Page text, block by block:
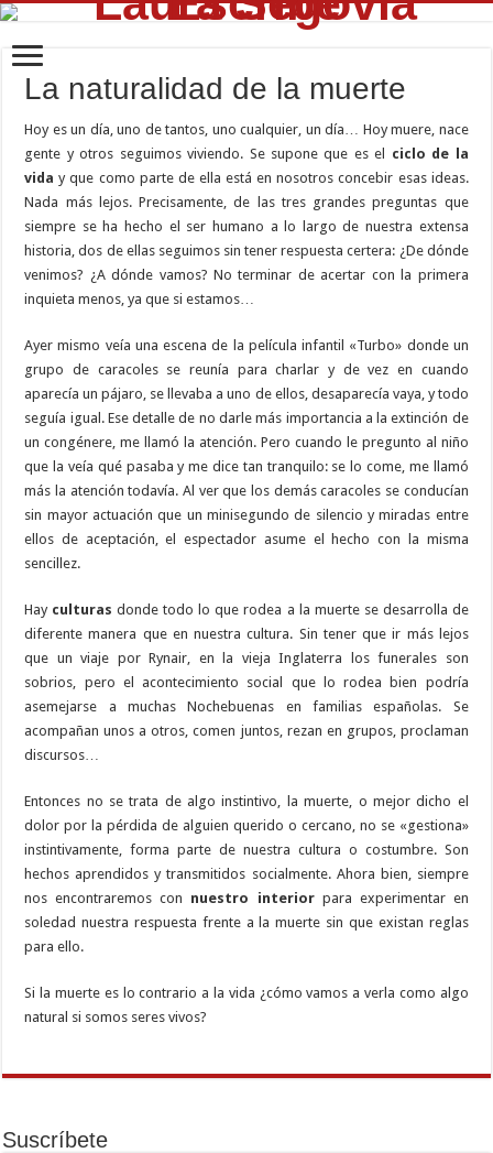
La naturalidad de la muerte
Hoy es un día, uno de tantos, uno cualquier, un día… Hoy muere, nace
gente y otros seguimos viviendo. Se supone que es el ciclo de la
vida y que como parte de ella está en nosotros concebir esas ideas.
Nada más lejos. Precisamente, de las tres grandes preguntas que
siempre se ha hecho el ser humano a lo largo de nuestra extensa
historia, dos de ellas seguimos sin tener respuesta certera: ¿De dónde
venimos? ¿A dónde vamos? No terminar de acertar con la primera
inquieta menos, ya que si estamos…
Ayer mismo veía una escena de la película infantil «Turbo» donde un
grupo de caracoles se reunía para charlar y de vez en cuando
aparecía un pájaro, se llevaba a uno de ellos, desaparecía vaya, y todo
seguía igual. Ese detalle de no darle más importancia a la extinción de
un congénere, me llamó la atención. Pero cuando le pregunto al niño
que la veía qué pasaba y me dice tan tranquilo: se lo come, me llamó
más la atención todavía. Al ver que los demás caracoles se conducían
sin mayor actuación que un minisegundo de silencio y miradas entre
ellos de aceptación, el espectador asume el hecho con la misma
sencillez.
Hay culturas donde todo lo que rodea a la muerte se desarrolla de
diferente manera que en nuestra cultura. Sin tener que ir más lejos
que un viaje por Rynair, en la vieja Inglaterra los funerales son
sobrios, pero el acontecimiento social que lo rodea bien podría
asemejarse a muchas Nochebuenas en familias españolas. Se
acompañan unos a otros, comen juntos, rezan en grupos, proclaman
discursos…
Entonces no se trata de algo instintivo, la muerte, o mejor dicho el
dolor por la pérdida de alguien querido o cercano, no se «gestiona»
instintivamente, forma parte de nuestra cultura o costumbre. Son
hechos aprendidos y transmitidos socialmente. Ahora bien, siempre
nos encontraremos con nuestro interiorpara experimentar en
soledad nuestra respuesta frente a la muerte sin que existan reglas
para ello.
Si la muerte es lo contrario a la vida ¿cómo vamos a verla como algo
natural si somos seres vivos?
Suscríbete